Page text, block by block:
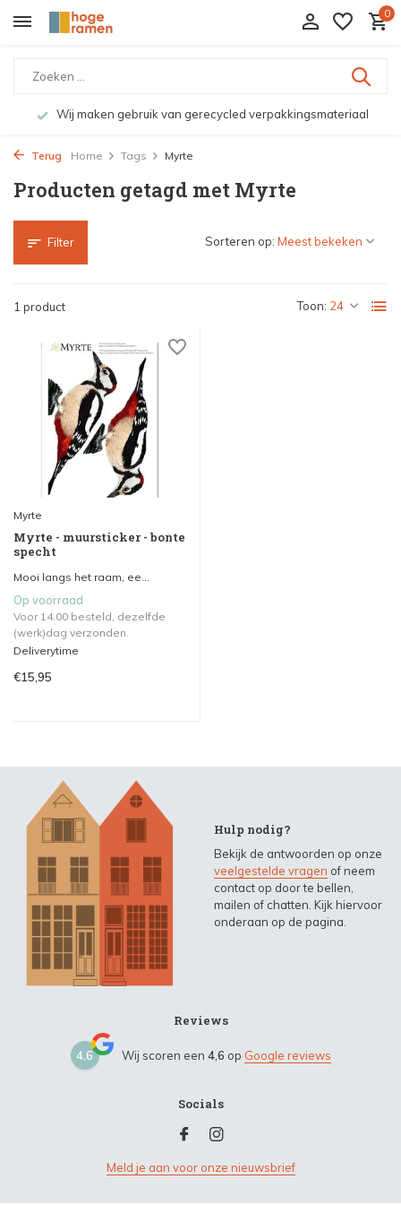
0
Wij maken gebruik van gerecycled verpakkingsmateriaal
Terug Home Tags Myrte
Producten getagd met Myrte
Filter
1 product Toon:
Sorteren op:
Myrte
Myrte - muursticker - bonte
specht
Mooi langs het raam, ee...
Op voorraad
Voor 14.00 besteld, dezelfde
(werk)dag verzonden.
Deliverytime
€15,95
Hulp nodig?
Bekijk de antwoorden op onze
veelgestelde vragen of neem
contact op door te bellen,
mailen of chatten. Kijk hiervoor
onderaan op de pagina.
Reviews
4,6 Wij scoren een 4,6 op Google reviews
Socials
Meld je aan voor onze nieuwsbrief